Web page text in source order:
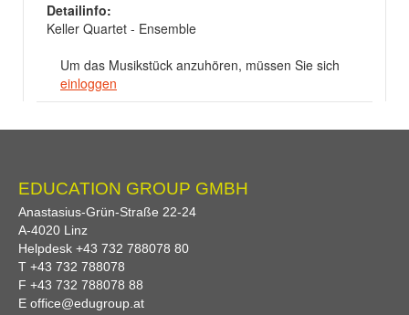
Detailinfo:
Keller Quartet - Ensemble
Um das Musikstück anzuhören, müssen Sie sich
einloggen
EDUCATION GROUP GMBH
Anastasius-Grün-Straße 22-24
A-4020 Linz
Helpdesk +43 732 788078 80
T +43 732 788078
F +43 732 788078 88
E office@edugroup.at